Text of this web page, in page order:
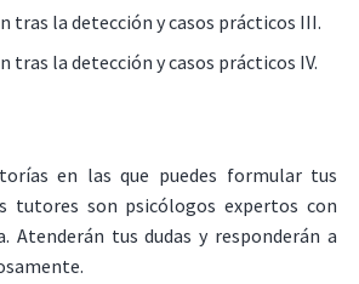
tras la detección y casos prácticos III.
tras la detección y casos prácticos IV.
en las que puedes formular tus
tutores son psicólogos expertos con
Atenderán tus dudas y responderán a